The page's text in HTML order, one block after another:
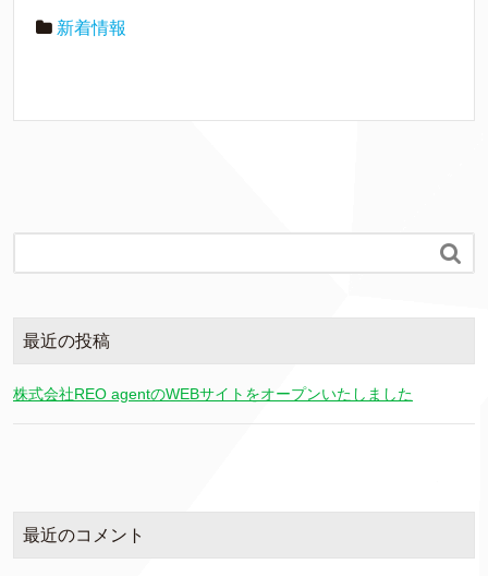
新着情報

最近の投稿
株式会社REO agentのWEBサイトをオープンいたしました
最近のコメント